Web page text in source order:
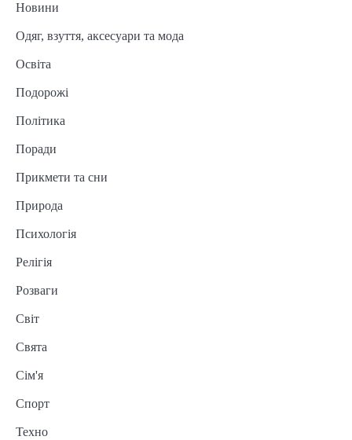
Новини
Одяг, взуття, аксесуари та мода
Освіта
Подорожі
Політика
Поради
Прикмети та сни
Природа
Психологія
Релігія
Розваги
Світ
Свята
Сім'я
Спорт
Техно